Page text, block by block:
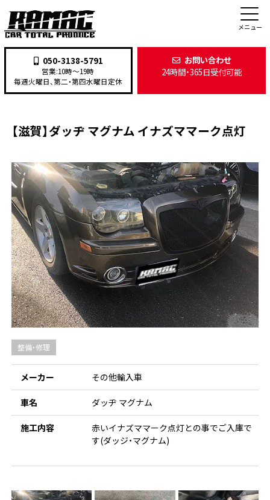
メニュー
050-3138-5791
営業:10時〜19時
毎週火曜日、第二・第四水曜日定休
お問い合わせ
24時間・365日受付可能
TOP 施工事例>整備・修理> 【滋賀】ダッヂ マグナム イナズママーク点灯
【滋賀】ダッヂ マグナム イナズママーク点灯
整備・修理
メーカー その他輸入車
車名 ダッヂ マグナム
施工内容
赤いイナズママーク点灯との事でご入庫で
す(ダッジ・マグナム)